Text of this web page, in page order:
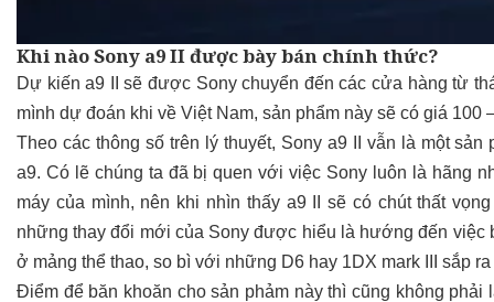
Khi nào Sony a9 II được bày bán chính thức?
Dự kiến a9 II sẽ được Sony chuyển đến các cửa hàng từ
mình dự đoán khi về Việt Nam, sản phẩm này sẽ có giá 100
Theo các thông số trên lý thuyết, Sony a9 II vẫn là một
a9. Có lẽ chúng ta đã bị quen với việc Sony luôn là hãng
máy của mình, nên khi nhìn thấy a9 II sẽ có chút thất
những thay đổi mới của Sony được hiểu là hướng đến việc
ở mảng thể thao, so bì với những D6 hay 1DX mark III sắp ra
Điểm để băn khoăn cho sản phảm này thì cũng không